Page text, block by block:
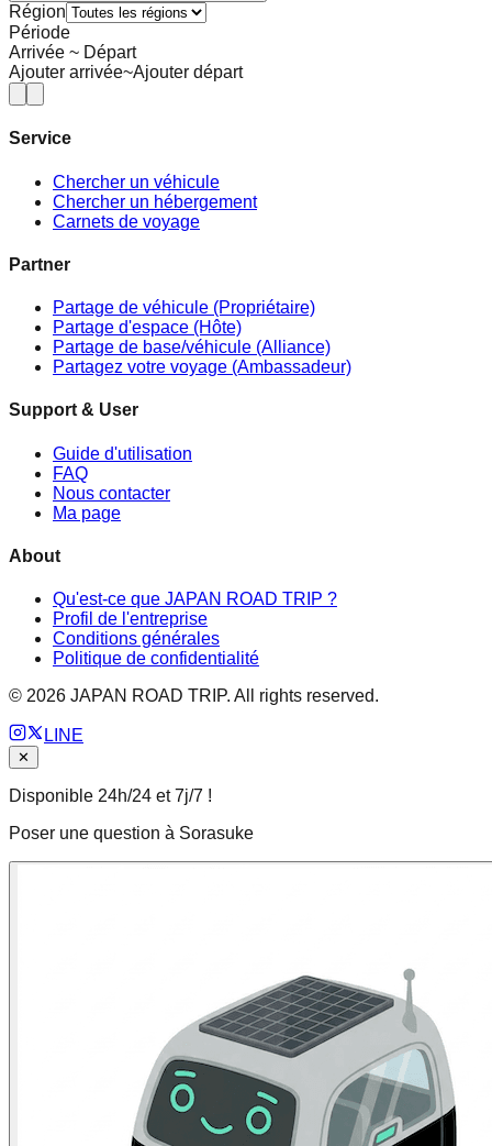
Région
Période
Arrivée ~ Départ
Ajouter arrivée~Ajouter départ
Service
Chercher un véhicule
Chercher un hébergement
Carnets de voyage
Partner
Partage de véhicule (Propriétaire)
Partage d'espace (Hôte)
Partage de base/véhicule (Alliance)
Partagez votre voyage (Ambassadeur)
Support & User
Guide d'utilisation
FAQ
Nous contacter
Ma page
About
Qu'est-ce que JAPAN ROAD TRIP ?
Profil de l'entreprise
Conditions générales
Politique de confidentialité
© 2026 JAPAN ROAD TRIP. All rights reserved.
LINE
✕
Disponible 24h/24 et 7j/7 !
Poser une question à Sorasuke